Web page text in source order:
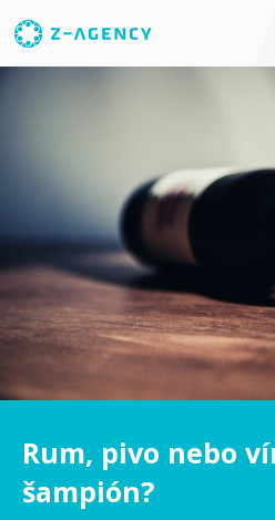
Rum, pivo nebo
šampión?